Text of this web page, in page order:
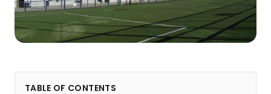
TABLE OF CONTENTS